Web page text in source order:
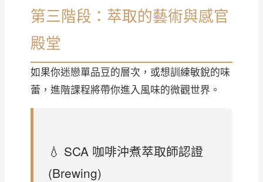
第三階段：萃取的藝術與感官
殿堂
如果你迷戀單品豆的層次，或想訓練敏銳的味
蕾，進階課程將帶你進入風味的微觀世界。
💧 SCA 咖啡沖煮萃取師認證
(Brewing)